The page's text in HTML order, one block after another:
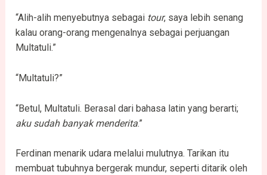
“Alih-alih menyebutnya sebagai tour, saya lebih senang
kalau orang-orang mengenalnya sebagai perjuangan
Multatuli.”
“Multatuli?”
“Betul, Multatuli. Berasal dari bahasa latin yang berarti;
aku sudah banyak menderita.”
Ferdinan menarik udara melalui mulutnya. Tarikan itu
membuat tubuhnya bergerak mundur, seperti ditarik oleh